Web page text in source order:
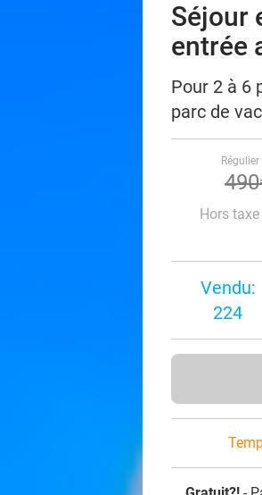
Séjour
entrée
Pour 2 à 6
parc de
Régulier
Hors
Vendu:
224